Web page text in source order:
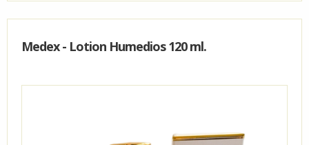
Medex - Lotion Humedios 120 ml.